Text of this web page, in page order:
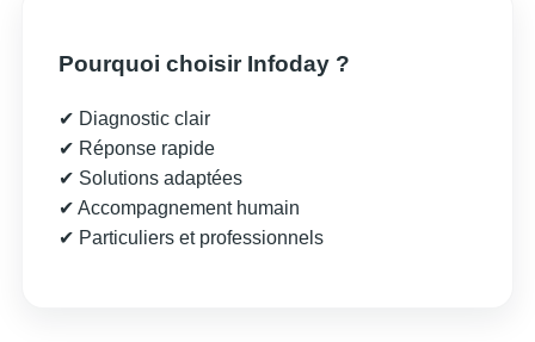
Pourquoi choisir Infoday ?
✔ Diagnostic clair
✔ Réponse rapide
✔ Solutions adaptées
✔ Accompagnement humain
✔ Particuliers et professionnels